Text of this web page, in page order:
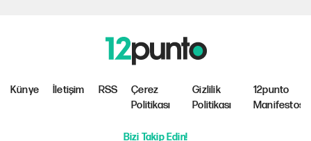
Künye İletişim RSS
Çerez
Politikası
Gizlilik
Politikası
12punto
Manifestosu
Bizi Takip Edin!